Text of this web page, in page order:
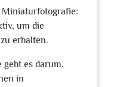
um die
erhalten.
es darum,
in